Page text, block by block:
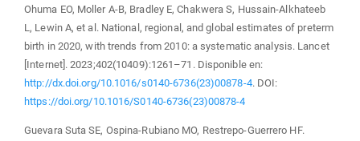
Ohuma EO, Moller A-B, Bradley E, Chakwera S, Hussain-Alkhateeb
L, Lewin A, et al. National, regional, and global estimates of preterm
birth in 2020, with trends from 2010: a systematic analysis. Lancet
[Internet]. 2023;402(10409):1261–71. Disponible en:
http://dx.doi.org/10.1016/s0140-6736(23)00878-4. DOI:
https://doi.org/10.1016/S0140-6736(23)00878-4
Guevara Suta SE, Ospina-Rubiano MO, Restrepo-Guerrero HF.